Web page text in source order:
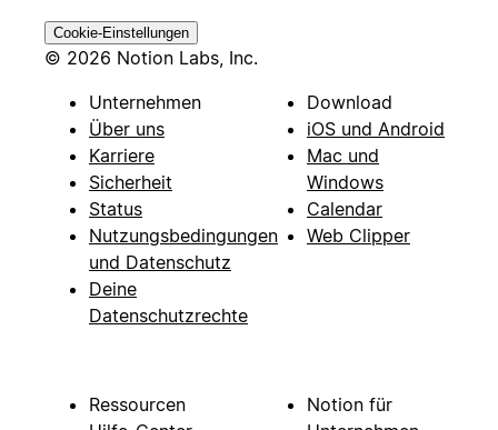
Cookie-Einstellungen
© 2026 Notion Labs, Inc.
Unternehmen
Über uns
Karriere
Sicherheit
Status
Nutzungsbedingungen
und Datenschutz
Deine
Datenschutzrechte
Download
iOS und Android
Mac und
Windows
Calendar
Web Clipper
Ressourcen
Notion für